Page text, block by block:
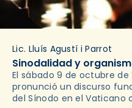
Lic. Lluís Agustí i Parrot
Sinodalidad y
El sábado 9 de octubre de
pronunció un discurso
del Sínodo en el